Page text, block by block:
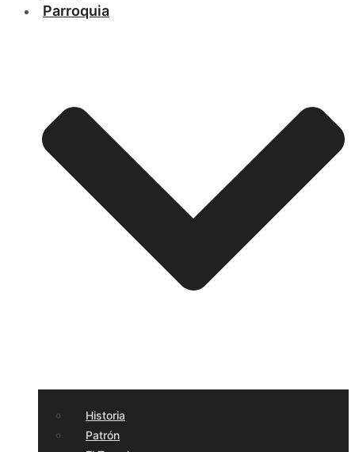
Parroquia
Historia
Patrón